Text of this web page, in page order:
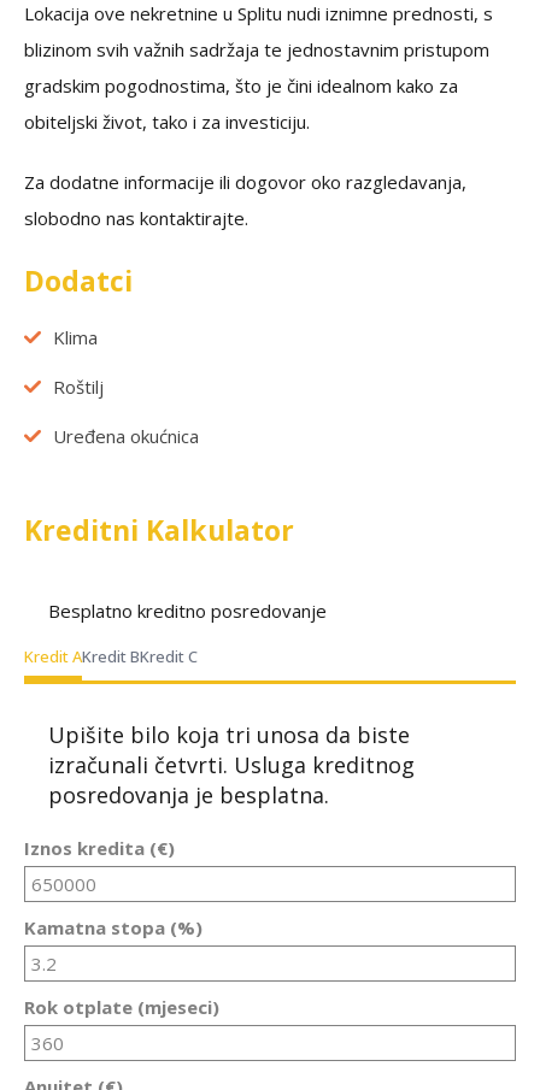
Lokacija ove nekretnine u Splitu nudi iznimne prednosti, s
blizinom svih važnih sadržaja te jednostavnim pristupom
gradskim pogodnostima, što je čini idealnom kako za
obiteljski život, tako i za investiciju.
Za dodatne informacije ili dogovor oko razgledavanja,
slobodno nas kontaktirajte.
Dodatci
Klima
Roštilj
Uređena okućnica
Kreditni Kalkulator
Besplatno kreditno posredovanje
Kredit AKredit BKredit C
Upišite bilo koja tri unosa da biste
izračunali četvrti. Usluga kreditnog
posredovanja je besplatna.
Iznos kredita (€)
Kamatna stopa (%)
Rok otplate (mjeseci)